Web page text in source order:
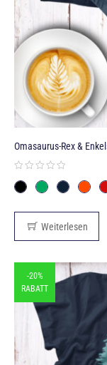
Omasaurus-Rex &
Weiterlesen
-20%
RABATT